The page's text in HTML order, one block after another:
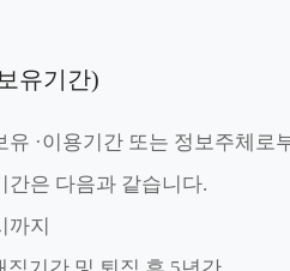
유기간)
·이용기간 또는 정보주체
간은 다음과 같습니다.
까지